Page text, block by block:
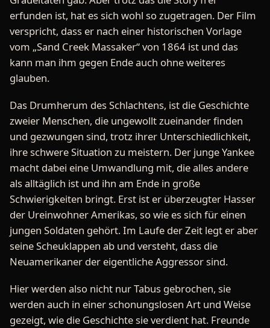
erfunden ist, hat es sich wohl so zugetragen. Der Film
verspricht, dass er nach einer historischen Vorlage
vom „Sand Creek Massaker“ von 1864 ist und das
kann man ihm gegen Ende auch ohne weiteres
glauben.
Das Drumherum des Schlachtens, ist die Geschichte
zweier Menschen, die ungewollt zueinander finden
und gezwungen sind, trotz ihrer Unterschiedlichkeit,
ihre schwere Situation zu meistern. Der junge Yankee
macht dabei eine Umwandlung mit, die alles andere
als alltäglich ist und ihn am Ende in große
Schwierigkeiten bringt. Erst ist er überzeugter Hasser
der Ureinwohner Amerikas, so wie es sich für einen
jungen Soldaten gehört. Im Laufe der Zeit legt er aber
seine Scheuklappen ab und versteht, dass die
Neuamerikaner der eigentliche Aggressor sind.
Hier werden also nicht nur Tabus gebrochen, sie
werden auch in einer schonungslosen Art und Weise
gezeigt, wie die Geschichte sie verdient hat. Freunde